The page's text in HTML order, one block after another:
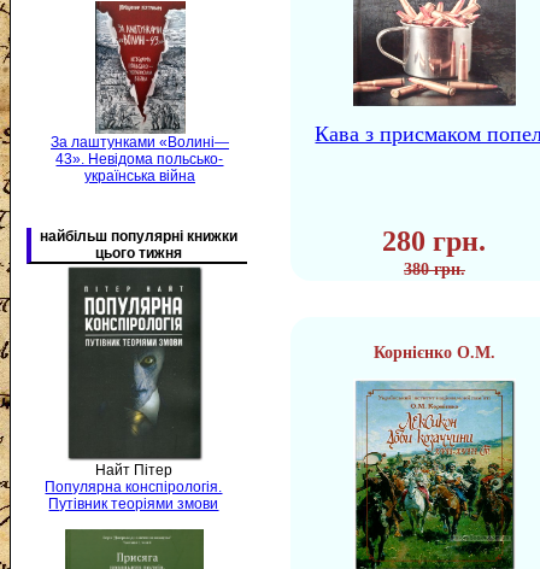
За лаштунками «Волині—
43». Невідома польсько-
українська війна
найбільш популярні книжки
цього тижня
Найт Пітер
Популярна конспірологія.
Путівник теоріями змови
Кава з присмаком
280 грн.
380 грн.
Корнієнко О.М.